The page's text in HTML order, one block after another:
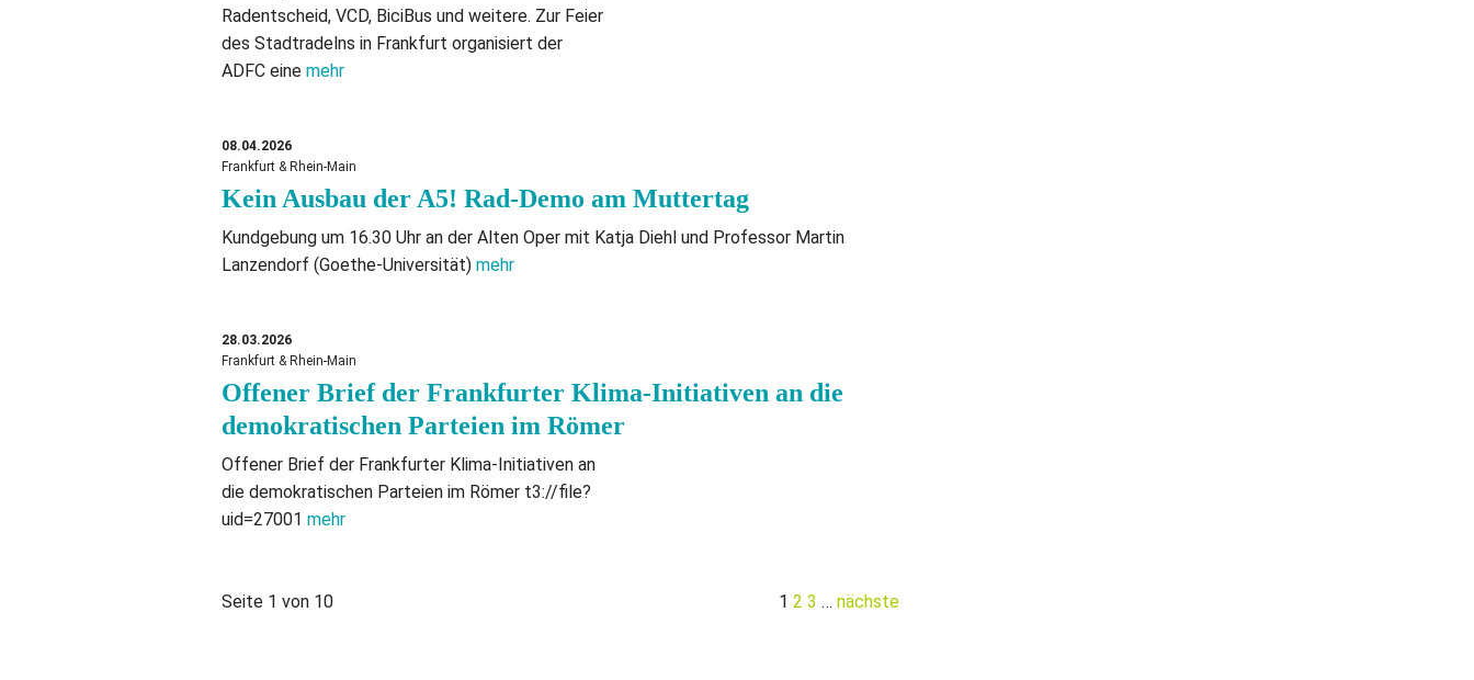
Radentscheid, VCD, BiciBus und weitere. Zur Feier
des Stadtradelns in Frankfurt organisiert der
ADFC eine mehr
08.04.2026
Frankfurt & Rhein-Main
Kein Ausbau der A5! Rad-Demo am Muttertag
Kundgebung um 16.30 Uhr an der Alten Oper mit Katja Diehl und Professor Martin
Lanzendorf (Goethe-Universität) mehr
28.03.2026
Frankfurt & Rhein-Main
Offener Brief der Frankfurter Klima-Initiativen an die
demokratischen Parteien im Römer
Offener Brief der Frankfurter Klima-Initiativen an
die demokratischen Parteien im Römer t3://file?
uid=27001 mehr
Seite 1 von 10 1 2 3 … nächste